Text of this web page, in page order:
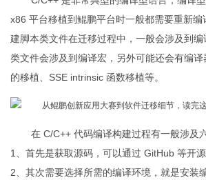
x86 平台移植到鲲鹏平台时一般都需要重新编
建脚本类文件在迁移过程中，一般会涉及到
类文件会涉及到编译宏，另外可能还会有编
的移植、SSE intrinsic 函数移植等。
在 C/C++ 代码编译构建过程有一般涉及
1、首先是获取源码，可以通过 GitHub 等开源
2、其次需要选择所需的编译环境，就是安装